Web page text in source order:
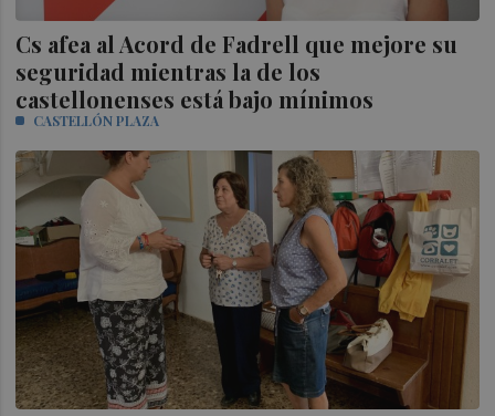
Cs afea al Acord de Fadrell que mejore su
seguridad mientras la de los
castellonenses está bajo mínimos
CASTELLÓN PLAZA